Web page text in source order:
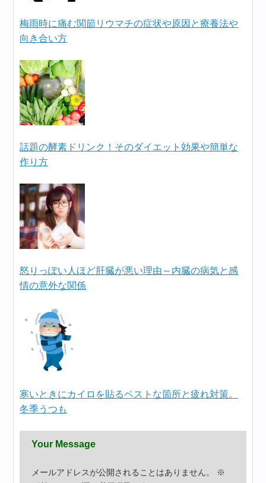
梅雨時に痛む関節リウマチの症状や原因と療養法や
向き合い方
話題の酵素ドリンク！そのダイエット効果や簡単な
作り方
怒りっぽい人ほど肝臓が悪い理由～内臓の病気と感
情の意外な関係
寒いときにカイロを貼るベストな箇所と疲れ対策。
冬季うつも
Your Message
メールアドレスが公開されることはありません。
※